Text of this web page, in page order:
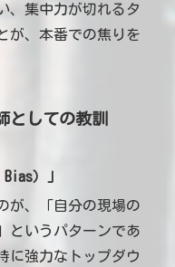
、集中力が切れるタ
が、本番での焦りを
しての教訓
）」
が、「自分の現場の
というパターンであ
に強力なトップダウ